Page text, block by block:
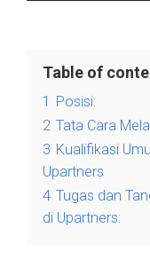
Table of
1
Posisi:
2 Tata Cara
3 Kualifikasi
Upartners
4 Tugas dan
di Upartners: